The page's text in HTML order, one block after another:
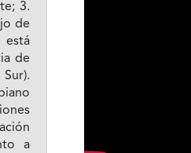
3.
de
de
a